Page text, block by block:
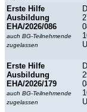
Erste Hilfe
Ausbildung
EHA/2026/086
auch BG-Teilnehmende
zugelassen
Erste Hilfe
Ausbildung
EHA/2026/179
auch BG-Teilnehmende
zugelassen